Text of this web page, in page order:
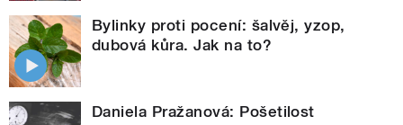
Bylinky proti pocení: šalvěj, yzop,
dubová kůra. Jak na to?
Daniela Pražanová: Pošetilost